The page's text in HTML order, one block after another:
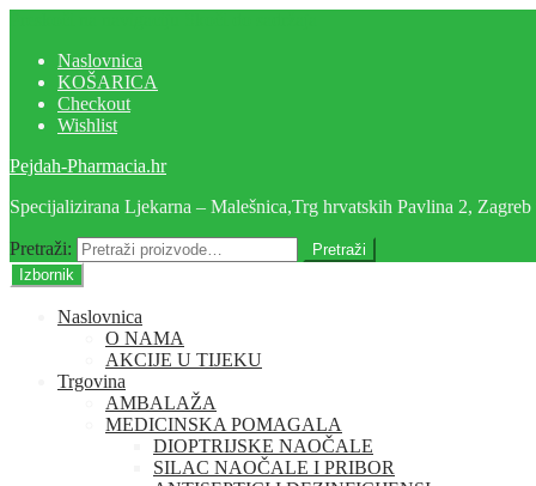
Naslovnica
KOŠARICA
Checkout
Wishlist
Pejdah-Pharmacia.hr
Specijalizirana Ljekarna – Malešnica,Trg hrvatskih Pavlina 2,
Pretraži:
Pretraži
Izbornik
Naslovnica
O NAMA
AKCIJE U TIJEKU
Trgovina
AMBALAŽA
MEDICINSKA POMAGALA
DIOPTRIJSKE NAOČALE
SILAC NAOČALE I PRIBOR